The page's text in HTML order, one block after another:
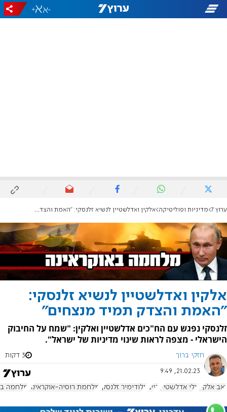
-
+
ערוץ 7 מדיניות ופוליטיקה אלקין ואדלשטיין לנשיא זלנסקי: "האמת והצדק תמיד מנצחים"
אלקין ואדלשטיין לנשיא זלנסקי:
"האמת והצדק תמיד מנצחים"
זלנסקי נפגש עם הח"כים אדלשטיין ואלקין: "שמח על החיבוק
הישראלי - מצפה לראות שינוי מדיניות של ישראל".
חזקי ברוך 3 דקות
21.02.23, 9:49
זאב אלקין יולי אדלשטיין קייב וולודימיר זלנסקי מלחמת רוסיה-אוקראינה מלחמה